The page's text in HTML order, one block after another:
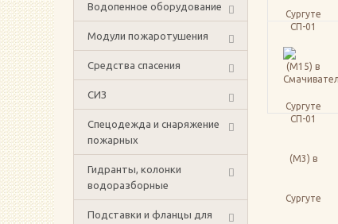
Водопенное оборудование
Модули пожаротушения
Средства спасения
СИЗ
Спецодежда и снаряжение
пожарных
Гидранты, колонки
водоразборные
Подставки и фланцы для